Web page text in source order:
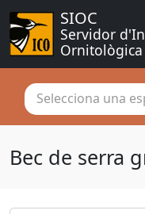
SIOC
Servidor
Selecciona una
Bec de serra